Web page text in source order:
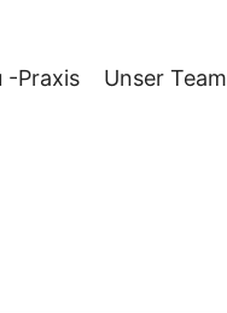
-Praxis Unser Team